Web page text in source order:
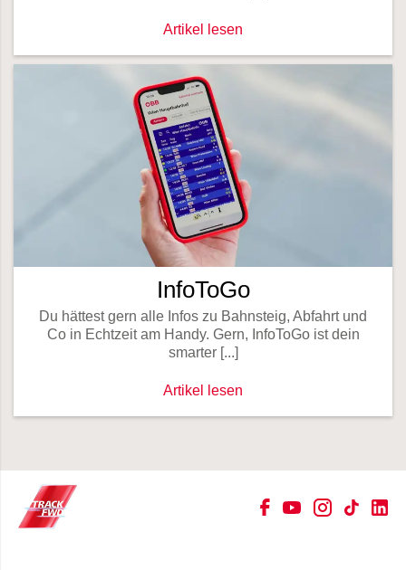
Adaptive Zuglenkung -
Artikel lesen
InfoToGo
Du hättest gern alle Infos zu Bahnsteig, Abfahrt und
Co in Echtzeit am Handy. Gern, InfoToGo ist dein
smarter [...]
InfoToGo -
Artikel lesen